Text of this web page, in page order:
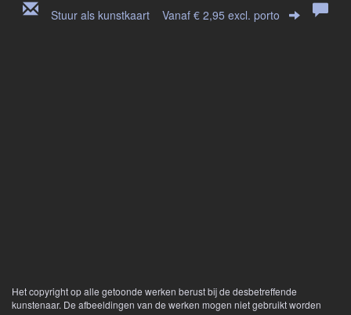
Stuur als kunstkaart Vanaf € 2,95 excl. porto
Het copyright op alle getoonde werken berust bij de desbetreffende
kunstenaar. De afbeeldingen van de werken mogen niet gebruikt worden